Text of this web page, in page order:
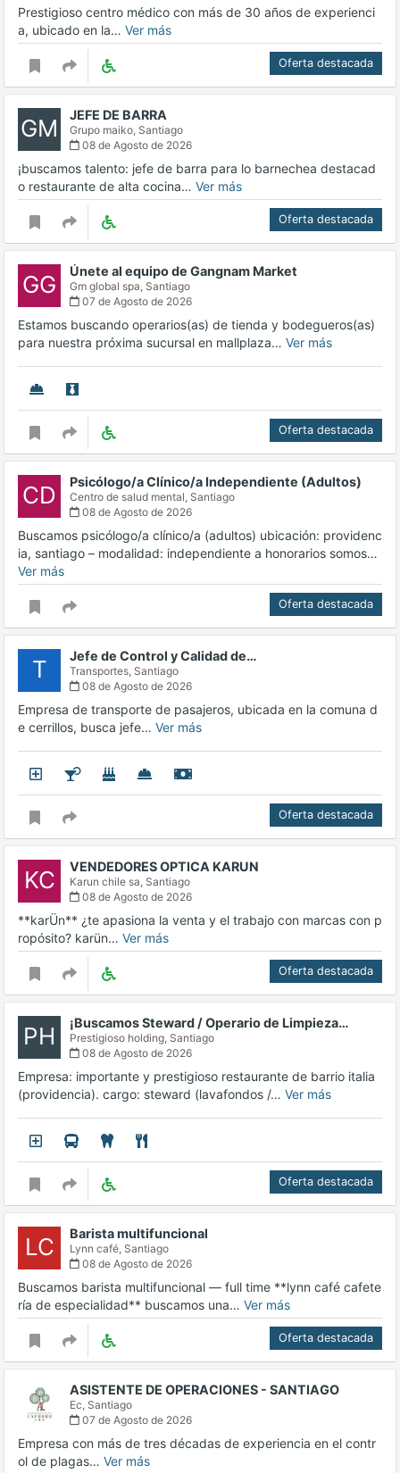
Prestigioso centro médico con más de 30 años de experienci
a, ubicado en la… Ver más
Oferta destacada
GM JEFE DE BARRA
Grupo maiko, Santiago
08 de Agosto de 2026
¡buscamos talento: jefe de barra para lo barnechea destacad
o restaurante de alta cocina… Ver más
Oferta destacada
GG Únete al equipo de Gangnam Market
Gm global spa, Santiago
07 de Agosto de 2026
Estamos buscando operarios(as) de tienda y bodegueros(as)
para nuestra próxima sucursal en mallplaza… Ver más
Oferta destacada
CD Psicólogo/a Clínico/a Independiente (Adultos)
Centro de salud mental, Santiago
08 de Agosto de 2026
Buscamos psicólogo/a clínico/a (adultos) ubicación: providenc
ia, santiago – modalidad: independiente a honorarios somos…
Ver más
Oferta destacada
T Jefe de Control y Calidad de…
Transportes, Santiago
08 de Agosto de 2026
Empresa de transporte de pasajeros, ubicada en la comuna d
e cerrillos, busca jefe… Ver más
Oferta destacada
KC VENDEDORES OPTICA KARUN
Karun chile sa, Santiago
08 de Agosto de 2026
**karÜn** ¿te apasiona la venta y el trabajo con marcas con p
ropósito? karün… Ver más
Oferta destacada
PH ¡Buscamos Steward / Operario de Limpieza…
Prestigioso holding, Santiago
08 de Agosto de 2026
Empresa: importante y prestigioso restaurante de barrio italia
(providencia). cargo: steward (lavafondos /… Ver más
Oferta destacada
LC Barista multifuncional
Lynn café, Santiago
08 de Agosto de 2026
Buscamos barista multifuncional — full time **lynn café cafete
ría de especialidad** buscamos una… Ver más
Oferta destacada
ASISTENTE DE OPERACIONES - SANTIAGO
Ec, Santiago
07 de Agosto de 2026
Empresa con más de tres décadas de experiencia en el contr
ol de plagas… Ver más